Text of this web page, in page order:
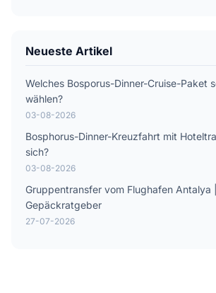
Neueste Artikel
Welches Bosporus-Dinner-Cruise-Paket
wählen?
03-08-2026
Bosphorus-Dinner-Kreuzfahrt mit
sich?
03-08-2026
Gruppentransfer vom Flughafen Antalya
Gepäckratgeber
27-07-2026